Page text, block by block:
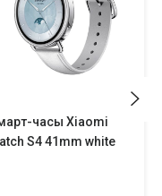
часы Xiaomi
S4 41mm white